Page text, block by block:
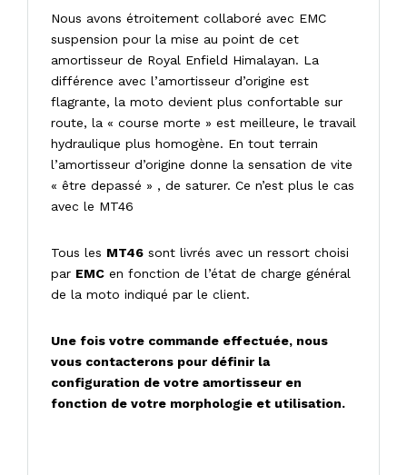
Nous avons étroitement collaboré avec EMC
suspension pour la mise au point de cet
amortisseur de Royal Enfield Himalayan. La
différence avec l’amortisseur d’origine est
flagrante, la moto devient plus confortable sur
route, la « course morte » est meilleure, le travail
hydraulique plus homogène. En tout terrain
l’amortisseur d’origine donne la sensation de vite
« être depassé » , de saturer. Ce n’est plus le cas
avec le MT46
Tous les MT46 sont livrés avec un ressort choisi
par EMC en fonction de l’état de charge général
de la moto indiqué par le client.
Une fois votre commande effectuée, nous
vous contacterons pour définir la
configuration de votre amortisseur en
fonction de votre morphologie et utilisation.